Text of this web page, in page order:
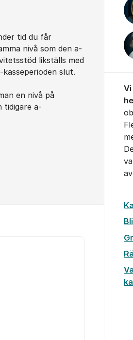
tid du får
nivå som den a-
likställs med
slut.
en nivå på
tidigare a-